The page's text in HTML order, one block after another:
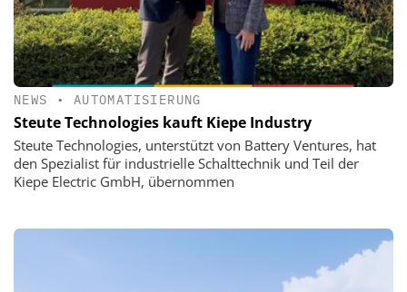
NEWS • AUTOMATISIERUNG
Steute Technologies kauft Kiepe Industry
Steute Technologies, unterstützt von Battery Ventures, hat
den Spezialist für industrielle Schalttechnik und Teil der
Kiepe Electric GmbH, übernommen